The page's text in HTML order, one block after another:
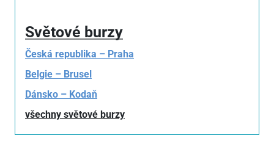
Světové burzy
Česká republika – Praha
Belgie – Brusel
Dánsko – Kodaň
všechny světové burzy